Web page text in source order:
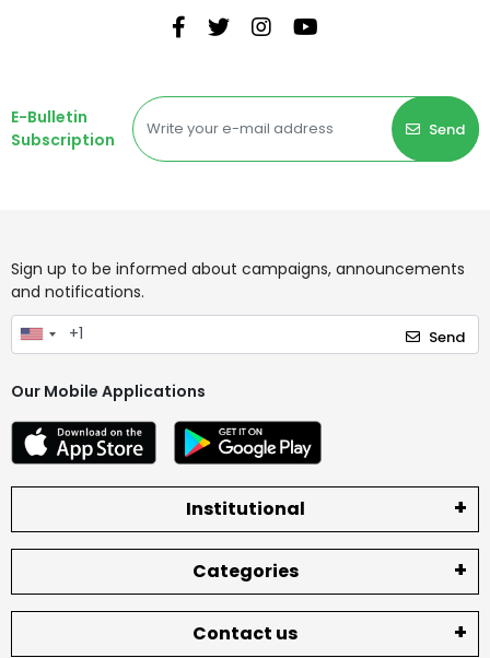
E-Bulletin
Subscription
Send
Sign up to be informed about campaigns, announcements
and notifications.
Send
Our Mobile Applications
Institutional
Categories
Contact us